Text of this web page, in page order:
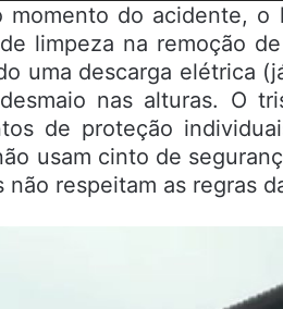
do acidente, o
limpeza na remoção
uma descarga elétrica
nas alturas. O
de proteção
usam cinto de
respeitam as regras